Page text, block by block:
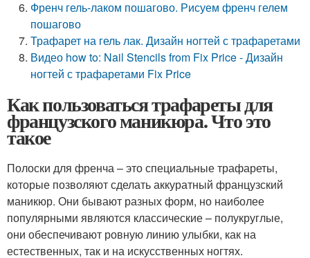
Френч гель-лаком пошагово. Рисуем френч гелем
пошагово
Трафарет на гель лак. Дизайн ногтей с трафаретами
Видео how to: Nail Stencils from Fix Price - Дизайн
ногтей с трафаретами Fix Price
Как пользоваться трафареты для
французского маникюра. Что это
такое
Полоски для френча – это специальные трафареты,
которые позволяют сделать аккуратный французский
маникюр. Они бывают разных форм, но наиболее
популярными являются классические – полукруглые,
они обеспечивают ровную линию улыбки, как на
естественных, так и на искусственных ногтях.